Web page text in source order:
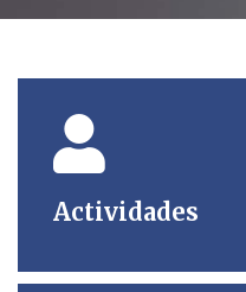
Actividades